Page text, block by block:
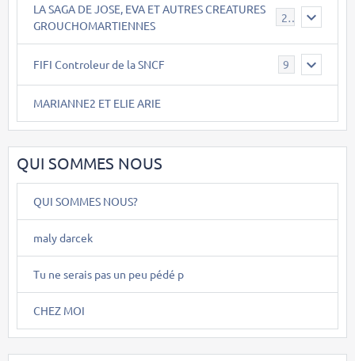
LA SAGA DE JOSE, EVA ET AUTRES CREATURES
GROUCHOMARTIENNES
26
FIFI Controleur de la SNCF 9
MARIANNE2 ET ELIE ARIE
QUI SOMMES NOUS
QUI SOMMES NOUS?
maly darcek
Tu ne serais pas un peu pédé p
CHEZ MOI